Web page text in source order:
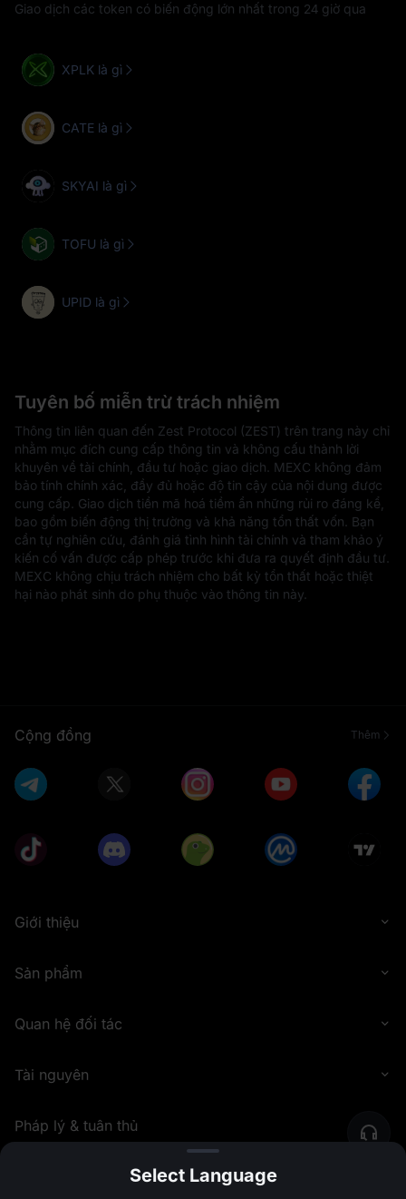
Giao dịch các token có biến động lớn nhất trong 24 giờ qua
XPLK là gì
CATE là gì
SKYAI là gì
TOFU là gì
UPID là gì
Tuyên bố miễn trừ trách nhiệm
Thông tin liên quan đến Zest Protocol (ZEST) trên trang này chỉ
nhằm mục đích cung cấp thông tin và không cấu thành lời
khuyên về tài chính, đầu tư hoặc giao dịch. MEXC không đảm
bảo tính chính xác, đầy đủ hoặc độ tin cậy của nội dung được
cung cấp. Giao dịch tiền mã hoá tiềm ẩn những rủi ro đáng kể,
bao gồm biến động thị trường và khả năng tổn thất vốn. Bạn
cần tự nghiên cứu, đánh giá tình hình tài chính và tham khảo ý
kiến cố vấn được cấp phép trước khi đưa ra quyết định đầu tư.
MEXC không chịu trách nhiệm cho bất kỳ tổn thất hoặc thiệt
hại nào phát sinh do phụ thuộc vào thông tin này.
Cộng đồng Thêm
Giới thiệu
Sản phẩm
Quan hệ đối tác
Tài nguyên
Pháp lý & tuân thủ
Select Language